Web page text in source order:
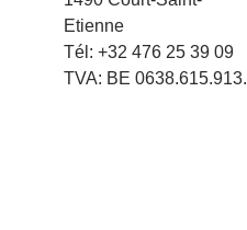
Etienne
Tél: +32 476 25 39 09
TVA: BE 0638.615.913.